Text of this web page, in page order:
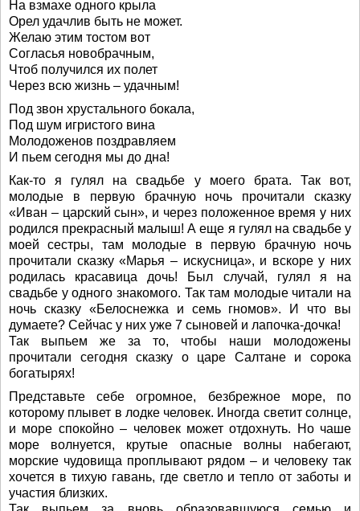
На взмахе одного крыла
Орел удачлив быть не может.
Желаю этим тостом вот
Согласья новобрачным,
Чтоб получился их полет
Через всю жизнь – удачным!
Под звон хрустального бокала,
Под шум игристого вина
Молодоженов поздравляем
И пьем сегодня мы до дна!
Как-то я гулял на свадьбе у моего брата. Так вот,
молодые в первую брачную ночь прочитали сказку
«Иван – царский сын», и через положенное время у них
родился прекрасный малыш! А еще я гулял на свадьбе у
моей сестры, там молодые в первую брачную ночь
прочитали сказку «Марья – искусница», и вскоре у них
родилась красавица дочь! Был случай, гулял я на
свадьбе у одного знакомого. Так там молодые читали на
ночь сказку «Белоснежка и семь гномов». И что вы
думаете? Сейчас у них уже 7 сыновей и лапочка-дочка!
Так выпьем же за то, чтобы наши молодожены
прочитали сегодня сказку о царе Салтане и сорока
богатырях!
Представьте себе огромное, безбрежное море, по
которому плывет в лодке человек. Иногда светит солнце,
и море спокойно – человек может отдохнуть. Но чаше
море волнуется, крутые опасные волны набегают,
морские чудовища проплывают рядом – и человеку так
хочется в тихую гавань, где светло и тепло от заботы и
участия близких.